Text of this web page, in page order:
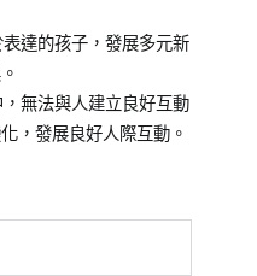
達的孩子，發展多元新
無法與人建立良好互動
，發展良好人際互動。